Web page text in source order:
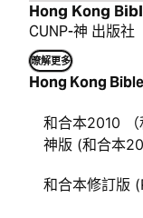
Hong Kong
CUNP-神 出版社
暸解更多
Hong Kong
和合本2010 （
神版 (和合本
和合本修訂版